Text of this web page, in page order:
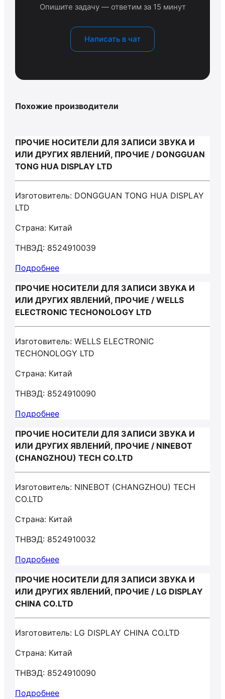
Опишите задачу — ответим за 15 минут
Написать в чат
Похожие производители
ПРОЧИЕ НОСИТЕЛИ ДЛЯ ЗАПИСИ ЗВУКА И
ИЛИ ДРУГИХ ЯВЛЕНИЙ, ПРОЧИЕ / DONGGUAN
TONG HUA DISPLAY LTD
Изготовитель: DONGGUAN TONG HUA DISPLAY
LTD
Страна: Китай
ТНВЭД: 8524910039
Подробнее
ПРОЧИЕ НОСИТЕЛИ ДЛЯ ЗАПИСИ ЗВУКА И
ИЛИ ДРУГИХ ЯВЛЕНИЙ, ПРОЧИЕ / WELLS
ELECTRONIC TECHONOLOGY LTD
Изготовитель: WELLS ELECTRONIC
TECHONOLOGY LTD
Страна: Китай
ТНВЭД: 8524910090
Подробнее
ПРОЧИЕ НОСИТЕЛИ ДЛЯ ЗАПИСИ ЗВУКА И
ИЛИ ДРУГИХ ЯВЛЕНИЙ, ПРОЧИЕ / NINEBOT
(CHANGZHOU) TECH CO.LTD
Изготовитель: NINEBOT (CHANGZHOU) TECH
CO.LTD
Страна: Китай
ТНВЭД: 8524910032
Подробнее
ПРОЧИЕ НОСИТЕЛИ ДЛЯ ЗАПИСИ ЗВУКА И
ИЛИ ДРУГИХ ЯВЛЕНИЙ, ПРОЧИЕ / LG DISPLAY
CHINA CO.LTD
Изготовитель: LG DISPLAY CHINA CO.LTD
Страна: Китай
ТНВЭД: 8524910090
Подробнее